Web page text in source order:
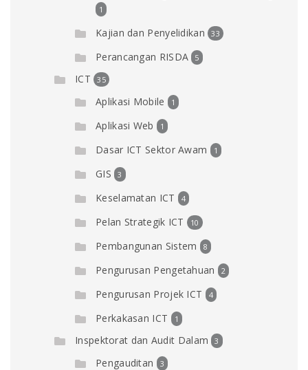
1
Kajian dan Penyelidikan 33
Perancangan RISDA 5
ICT 35
Aplikasi Mobile 1
Aplikasi Web 1
Dasar ICT Sektor Awam 1
GIS 3
Keselamatan ICT 4
Pelan Strategik ICT 10
Pembangunan Sistem 8
Pengurusan Pengetahuan 2
Pengurusan Projek ICT 4
Perkakasan ICT 1
Inspektorat dan Audit Dalam 3
Pengauditan 3